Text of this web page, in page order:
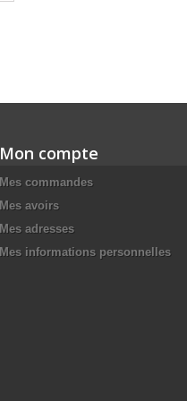
Mon compte
Mes commandes
Mes avoirs
Mes adresses
Mes informations personnelles